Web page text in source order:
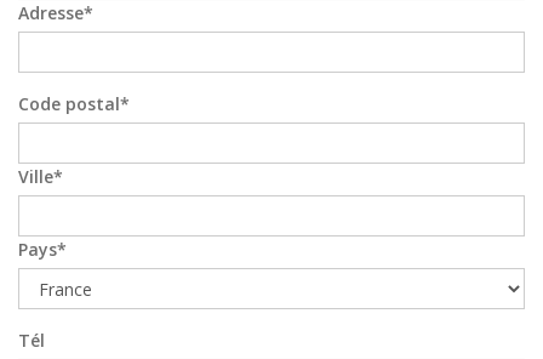
Adresse
Code postal
Ville
Pays
Tél